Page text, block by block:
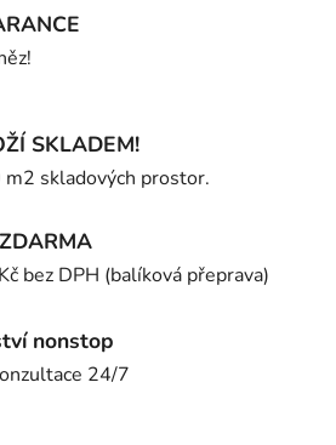
SKLADEM!
skladových prostor.
bez DPH (balíková přeprava)
nonstop
24/7